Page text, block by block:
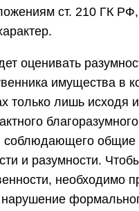
ст. 210 ГК
оценивать
имущества в
только лишь исходя
благоразумного
соблюдающего общие
и разумности.
необходимо
нарушение